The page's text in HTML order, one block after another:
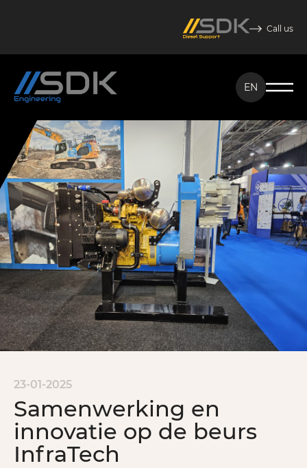
Call us
EN
EN
23-01-2025
Samenwerking en
innovatie op de beurs
InfraTech